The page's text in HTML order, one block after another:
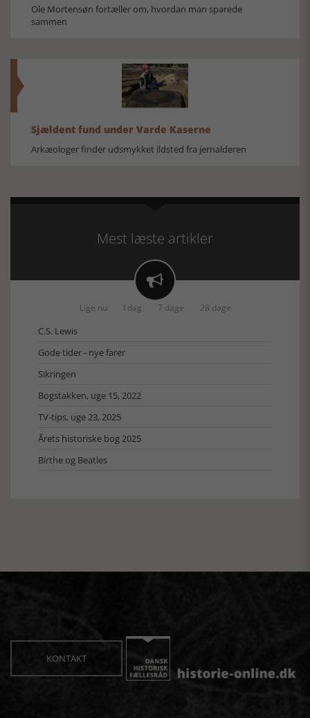
Ole Mortensøn fortæller om, hvordan man sparede
sammen
Sjældent fund under Varde Kaserne
Arkæologer finder udsmykket ildsted fra jernalderen
Mest læste artikler

Lige nu I dag 7 dage 28 dage
C.S. Lewis
Gode tider - nye farer
Sikringen
Bogstakken, uge 15, 2022
TV-tips, uge 23, 2025
Årets historiske bog 2025
Birthe og Beatles
KONTAKT